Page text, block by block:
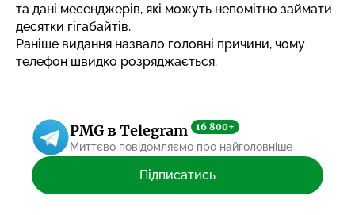
та дані месенджерів, які можуть непомітно займати
десятки гігабайтів.
Раніше видання назвало головні причини, чому
телефон швидко розряджається.
PMG в Telegram 16 800+
Миттєво повідомляємо про найголовніше
Підписатись